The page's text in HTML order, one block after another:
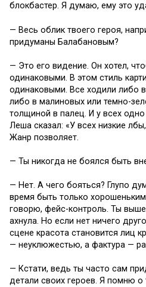
блокбастер. Я думаю, ему это
— Весь облик твоего героя,
придуманы Балабановым?
— Это его видение. Он хотел,
одинаковыми. В этом стиль
одинаковыми. Все ходили либо
либо в малиновых или темно-
толщиной в палец. И у всех
Леша сказал: «У всех низкие
Жанр позволяет.
— Ты никогда не боялся быть
— Нет. А чего бояться? Глупо
время быть только
говорю, фейс-контроль. Ты
ахнула. Но если нет ничего
сцене красота становится лиц
— неуклюжестью, а фактура —
— Кстати, ведь ты часто сам
детали своих героев. Я помню о